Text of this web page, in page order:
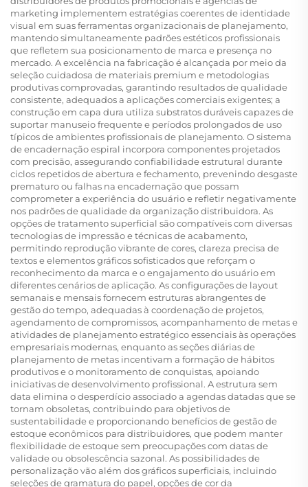
marketing implementem estratégias coerentes de identidade
visual em suas ferramentas organizacionais de planejamento,
mantendo simultaneamente padrões estéticos profissionais
que refletem sua posicionamento de marca e presença no
mercado. A excelência na fabricação é alcançada por meio da
seleção cuidadosa de materiais premium e metodologias
produtivas comprovadas, garantindo resultados de qualidade
consistente, adequados a aplicações comerciais exigentes; a
construção em capa dura utiliza substratos duráveis capazes de
suportar manuseio frequente e períodos prolongados de uso
típicos de ambientes profissionais de planejamento. O sistema
de encadernação espiral incorpora componentes projetados
com precisão, assegurando confiabilidade estrutural durante
ciclos repetidos de abertura e fechamento, prevenindo desgaste
prematuro ou falhas na encadernação que possam
comprometer a experiência do usuário e refletir negativamente
nos padrões de qualidade da organização distribuidora. As
opções de tratamento superficial são compatíveis com diversas
tecnologias de impressão e técnicas de acabamento,
permitindo reprodução vibrante de cores, clareza precisa de
textos e elementos gráficos sofisticados que reforçam o
reconhecimento da marca e o engajamento do usuário em
diferentes cenários de aplicação. As configurações de layout
semanais e mensais fornecem estruturas abrangentes de
gestão do tempo, adequadas à coordenação de projetos,
agendamento de compromissos, acompanhamento de metas e
atividades de planejamento estratégico essenciais às operações
empresariais modernas, enquanto as seções diárias de
planejamento de metas incentivam a formação de hábitos
produtivos e o monitoramento de conquistas, apoiando
iniciativas de desenvolvimento profissional. A estrutura sem
data elimina o desperdício associado a agendas datadas que se
tornam obsoletas, contribuindo para objetivos de
sustentabilidade e proporcionando benefícios de gestão de
estoque econômicos para distribuidores, que podem manter
flexibilidade de estoque sem preocupações com datas de
validade ou obsolescência sazonal. As possibilidades de
personalização vão além dos gráficos superficiais, incluindo
seleções de gramatura do papel, opções de cor da